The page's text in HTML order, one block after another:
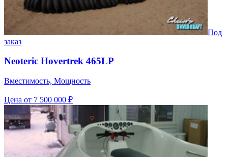
Под
заказ
Neoteric Hovertrek 465LP
Вместимость, Мощность
Цена от 7 500 000 ₽